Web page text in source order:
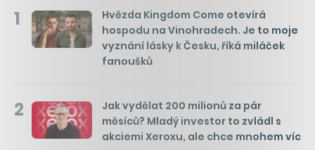
1
Hvězda Kingdom Come otevírá
hospodu na Vinohradech. Je to moje
vyznání lásky k Česku, říká miláček
fanoušků
2
Jak vydělat 200 milionů za pár
měsíců? Mladý investor to zvládl s
akciemi Xeroxu, ale chce mnohem víc